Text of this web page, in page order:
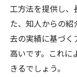
工方法を提供し、
た、知人からの
去の実績に基づく
高いです。これに
きるでしょう。